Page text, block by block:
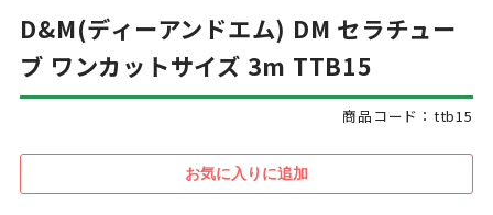
D&M(ディーアンドエム) DM セラチュー
ブ ワンカットサイズ 3m TTB15
商品コード：ttb15